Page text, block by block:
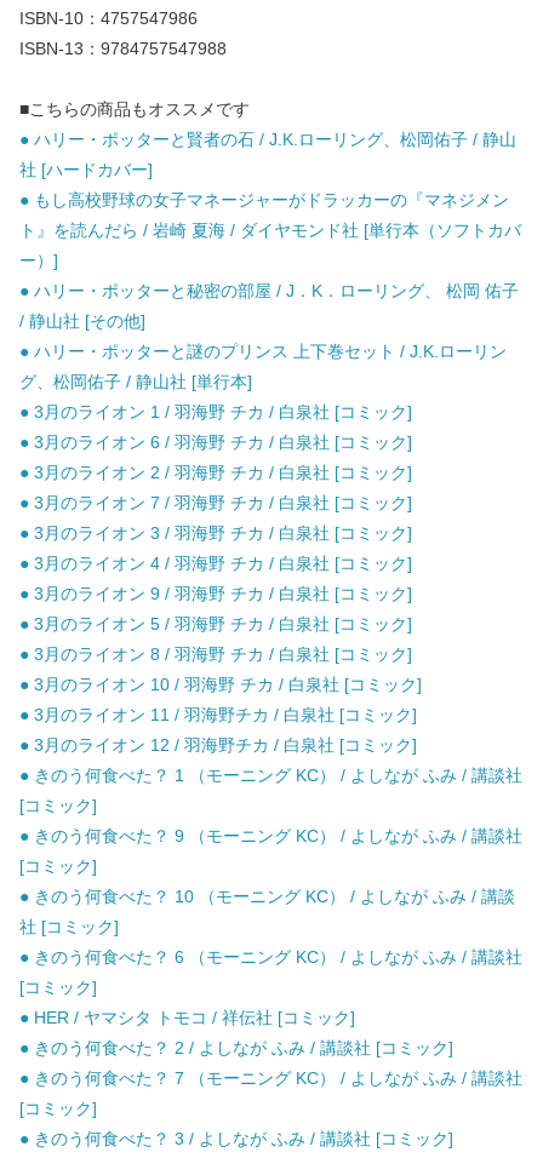
ISBN-10：4757547986
ISBN-13：9784757547988
■こちらの商品もオススメです
● ハリー・ポッターと賢者の石 / J.K.ローリング、松岡佑子 / 静山
社 [ハードカバー]
● もし高校野球の女子マネージャーがドラッカーの『マネジメン
ト』を読んだら / 岩崎 夏海 / ダイヤモンド社 [単行本（ソフトカバ
ー）]
● ハリー・ポッターと秘密の部屋 / J．K．ローリング、 松岡 佑子
/ 静山社 [その他]
● ハリー・ポッターと謎のプリンス 上下巻セット / J.K.ローリン
グ、松岡佑子 / 静山社 [単行本]
● 3月のライオン 1 / 羽海野 チカ / 白泉社 [コミック]
● 3月のライオン 6 / 羽海野 チカ / 白泉社 [コミック]
● 3月のライオン 2 / 羽海野 チカ / 白泉社 [コミック]
● 3月のライオン 7 / 羽海野 チカ / 白泉社 [コミック]
● 3月のライオン 3 / 羽海野 チカ / 白泉社 [コミック]
● 3月のライオン 4 / 羽海野 チカ / 白泉社 [コミック]
● 3月のライオン 9 / 羽海野 チカ / 白泉社 [コミック]
● 3月のライオン 5 / 羽海野 チカ / 白泉社 [コミック]
● 3月のライオン 8 / 羽海野 チカ / 白泉社 [コミック]
● 3月のライオン 10 / 羽海野 チカ / 白泉社 [コミック]
● 3月のライオン 11 / 羽海野チカ / 白泉社 [コミック]
● 3月のライオン 12 / 羽海野チカ / 白泉社 [コミック]
● きのう何食べた？ 1 （モーニング KC） / よしなが ふみ / 講談社
[コミック]
● きのう何食べた？ 9 （モーニング KC） / よしなが ふみ / 講談社
[コミック]
● きのう何食べた？ 10 （モーニング KC） / よしなが ふみ / 講談
社 [コミック]
● きのう何食べた？ 6 （モーニング KC） / よしなが ふみ / 講談社
[コミック]
● HER / ヤマシタ トモコ / 祥伝社 [コミック]
● きのう何食べた？ 2 / よしなが ふみ / 講談社 [コミック]
● きのう何食べた？ 7 （モーニング KC） / よしなが ふみ / 講談社
[コミック]
● きのう何食べた？ 3 / よしなが ふみ / 講談社 [コミック]